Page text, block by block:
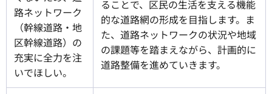
路ネットワーク
（幹線道路・地
区幹線道路）の
充実に全力を注
いでほしい。
ることで、区民の生活を支える機能
的な道路網の形成を目指します。ま
た、道路ネットワークの状況や地域
の課題等を踏まえながら、計画的に
道路整備を進めていきます。